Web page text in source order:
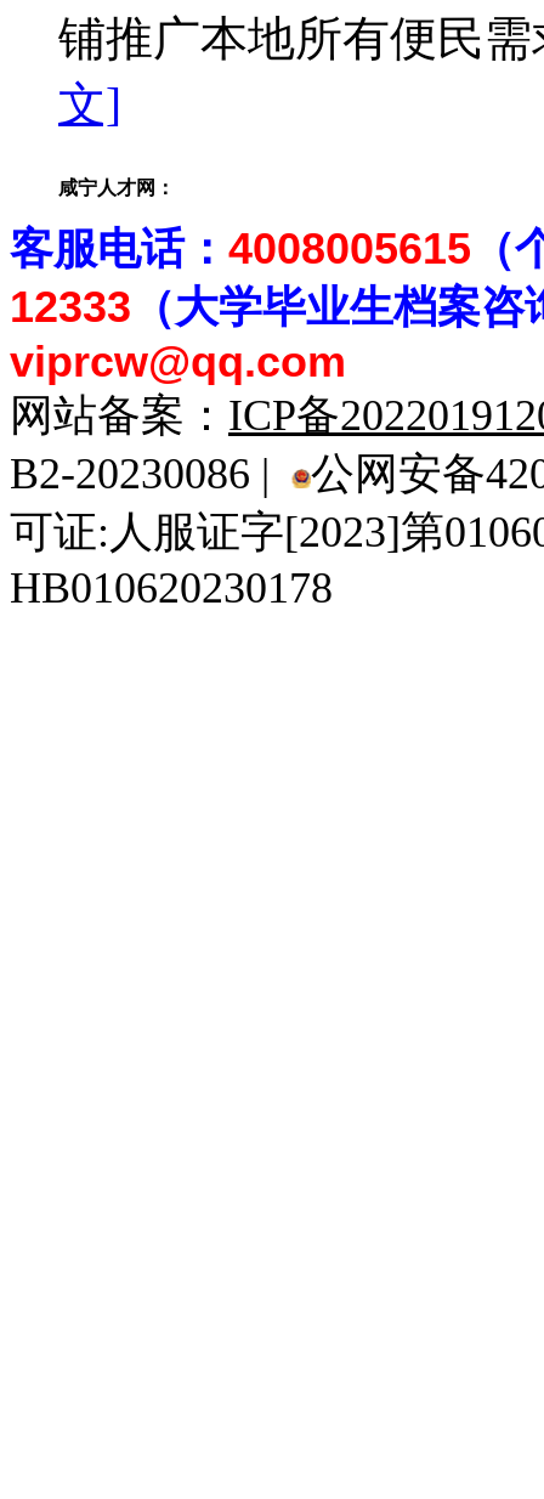
铺推广本地所有便民
文]
咸宁人才网：
客服电话： 4008005615
12333 （大学毕业生档案咨
viprcw@qq.com
网站备案： ICP备
B2-20230086 |
公网安备
可证:人服证字[2023]第
HB010620230178